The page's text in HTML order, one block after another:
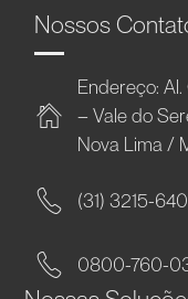
Nossos
Endereço:
– Vale do
Nova Lima /
(31) 3215-
0800-760-